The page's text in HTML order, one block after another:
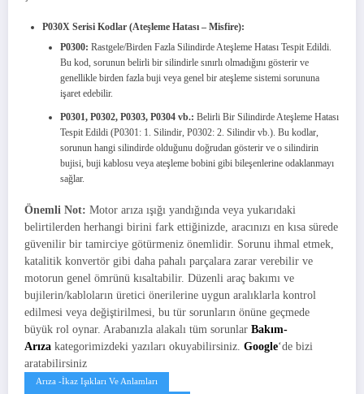
P030X Serisi Kodlar (Ateşleme Hatası – Misfire):
P0300: Rastgele/Birden Fazla Silindirde Ateşleme Hatası Tespit Edildi.
Bu kod, sorunun belirli bir silindirle sınırlı olmadığını gösterir ve
genellikle birden fazla buji veya genel bir ateşleme sistemi sorununa
işaret edebilir.
P0301, P0302, P0303, P0304 vb.: Belirli Bir Silindirde Ateşleme Hatası
Tespit Edildi (P0301: 1. Silindir, P0302: 2. Silindir vb.). Bu kodlar,
sorunun hangi silindirde olduğunu doğrudan gösterir ve o silindirin
bujisi, buji kablosu veya ateşleme bobini gibi bileşenlerine odaklanmayı
sağlar.
Önemli Not: Motor arıza ışığı yandığında veya yukarıdaki
belirtilerden herhangi birini fark ettiğinizde, aracınızı en kısa sürede
güvenilir bir tamirciye götürmeniz önemlidir. Sorunu ihmal etmek,
katalitik konvertör gibi daha pahalı parçalara zarar verebilir ve
motorun genel ömrünü kısaltabilir. Düzenli araç bakımı ve
bujilerin/kabloların üretici önerilerine uygun aralıklarla kontrol
edilmesi veya değiştirilmesi, bu tür sorunların önüne geçmede
büyük rol oynar. Arabanızla alakalı tüm sorunlar Bakım-
Arıza kategorimizdeki yazıları okuyabilirsiniz. Google‘de bizi
aratabilirsiniz
Arıza -İkaz Işıkları Ve Anlamları